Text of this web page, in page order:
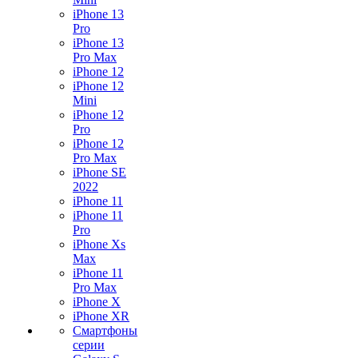
iPhone 13
Pro
iPhone 13
Pro Max
iPhone 12
iPhone 12
Mini
iPhone 12
Pro
iPhone 12
Pro Max
iPhone SE
2022
iPhone 11
iPhone 11
Pro
iPhone Xs
Max
iPhone 11
Pro Max
iPhone X
iPhone XR
Смартфоны
серии